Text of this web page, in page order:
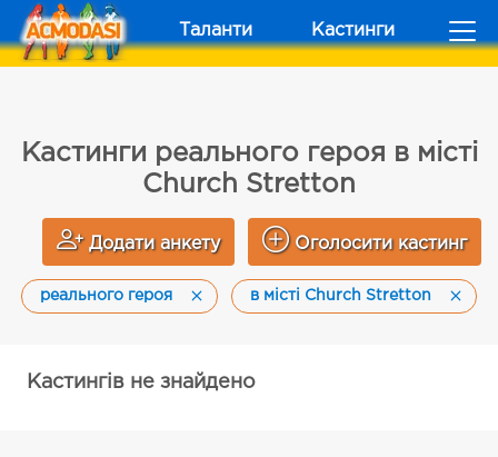
Таланти Кастинги
Кастинги реального героя в місті
Church Stretton
Додати анкету Оголосити кастинг
реального героя в місті Church Stretton
Кастингів не знайдено